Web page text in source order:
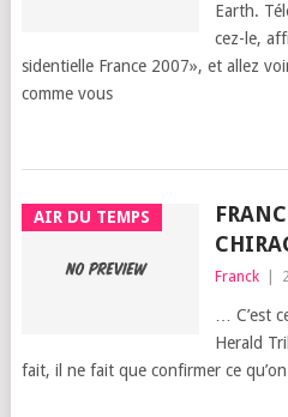
Earth.
cez-le,
si­den­tielle France 2007», et allez
comme vous
AIR DU TEMPS
Franck
… C’est
Herald
fait, il ne fait que confir­mer ce